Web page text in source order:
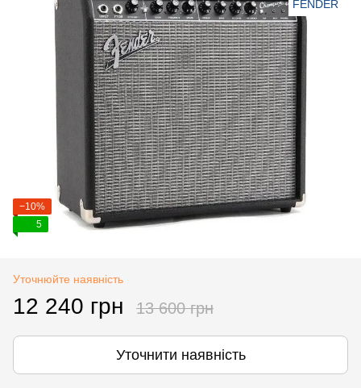
−10%
5
Уточнюйте наявність
12 240 грн 13 600 грн
Уточнити наявність